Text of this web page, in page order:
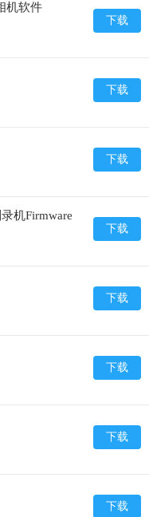
机软件
下载
下载
下载
机Firmware
下载
下载
下载
下载
下载